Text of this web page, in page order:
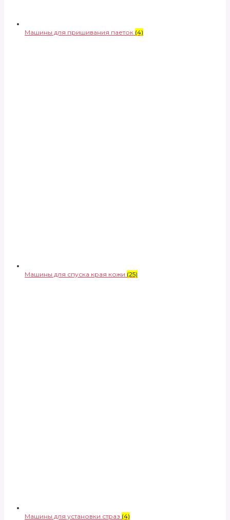
Машины для пришивания паеток (4)
Машины для спуска края кожи (25)
Машины для установки страз (4)